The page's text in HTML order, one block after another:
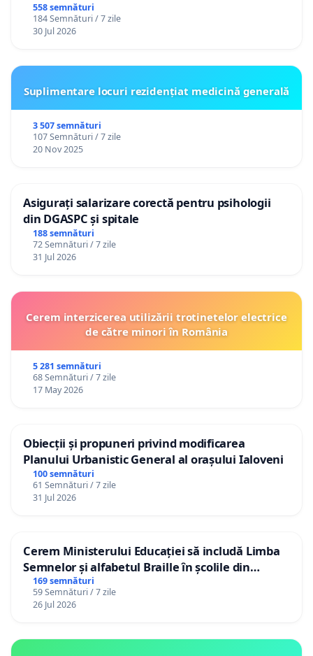
558 semnături
184 Semnături / 7 zile
30 Jul 2026
Suplimentare locuri rezidențiat medicină generală
3 507 semnături
107 Semnături / 7 zile
20 Nov 2025
Asigurați salarizare corectă pentru psihologii
din DGASPC și spitale
188 semnături
72 Semnături / 7 zile
31 Jul 2026
Cerem interzicerea utilizării trotinetelor electrice
de către minori în România
5 281 semnături
68 Semnături / 7 zile
17 May 2026
Obiecții și propuneri privind modificarea
Planului Urbanistic General al orașului Ialoveni
100 semnături
61 Semnături / 7 zile
31 Jul 2026
Cerem Ministerului Educației să includă Limba
Semnelor și alfabetul Braille în școlile din
Republica Moldova!
169 semnături
59 Semnături / 7 zile
26 Jul 2026